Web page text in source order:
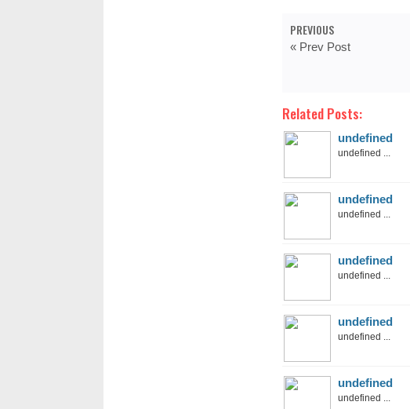
PREVIOUS
« Prev Post
Related Posts:
undefined
undefined ...
undefined
undefined ...
undefined
undefined ...
undefined
undefined ...
undefined
undefined ...